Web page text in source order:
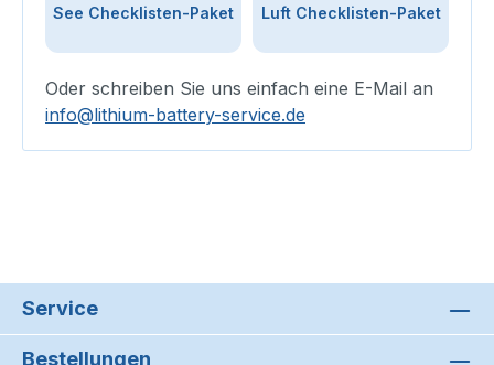
See Checklisten-Paket Luft Checklisten-Paket
Oder schreiben Sie uns einfach eine E-Mail an
info@lithium-battery-service.de
Service
Bestellungen